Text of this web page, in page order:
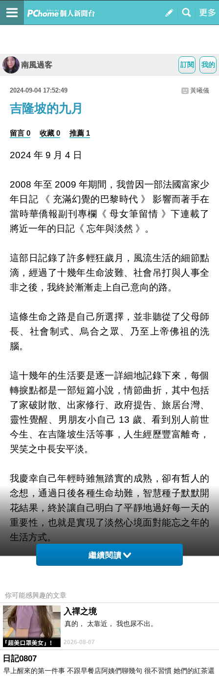
我的
訂閱
南風過客
2024-09-04 17:52:49 黃曦儀
吉隆坡的九月
留言 0 收藏 0 推薦 1
2024 年 9 月 4 日
2008 年至 2009 年期間，我曾因一部法國富家少
年日記 《 充滿幻覺的巴黎時代 》 影響而著手在
當時華僑報副刊專欄《 母女筆留情 》下連載了
將近一年的日記《 忘年與淡然 》。
這部日記錄了許多輕狂歲月，風流生活的細節點
滴，經過了十幾年生命波難、社會吊打與人事全
非之後，我終於漸漸走上自己意向的路。
這條生命之路是自己所選擇，並非聽從了父母師
長、社會制式、烏合之眾、乃至上帝佛祖的洗
腦。
這十幾年的生活要是逐一詳細地記錄下來，每個
轉捩點都是一部短篇小說，情節曲折，其中包括
了家破財散、出家修行、政府提告、旅居台灣、
靈性覺醒、男朋友小自己 13 歲、看到別人前世
今生、在吉隆坡生活等事，人生經歷豐富離奇，
哭笑之中長安平淡。
我慶幸自己年輕時雖無踏實的成熟，卻有𠵍人的
念想，通過日後各種生命劫難，智慧種子默默開
花結果，終於讓自己明白了平靜地過好每一天的
重要性，也就是實現了淡然心境面對能忘之年的
生活方式。
本部日記不是寫給時刻要在人前表現謙虛、克制
暗中掙扎求存、情劫中向死而生、六親無靠自救
為王的人細讀，因此鮮活性情跟各種日常生活中
的特殊興趣也會錄入此次記事，不論外界毀譽，
只完成寫的行為。
由於作者現時成為了塔羅牌占卜師和阿卡西解讀
繼續閱讀
你可能感興趣的文章
入禪之境
真的， 太靠近， 我也尿不出。
2026-08-07
日記0807
早上醒來的第一件事 不跟早餐店阿姨們聊幾句 很不習慣 她們的紅茶還